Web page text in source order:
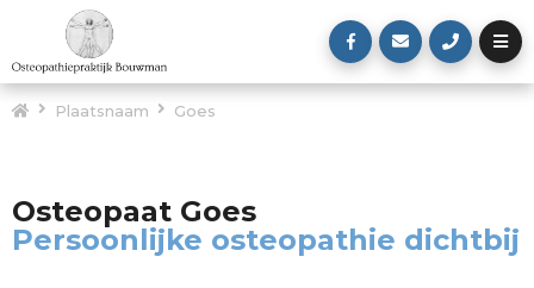
Plaatsnaam Goes
Osteopaat Goes
Persoonlijke osteopathie dichtbij